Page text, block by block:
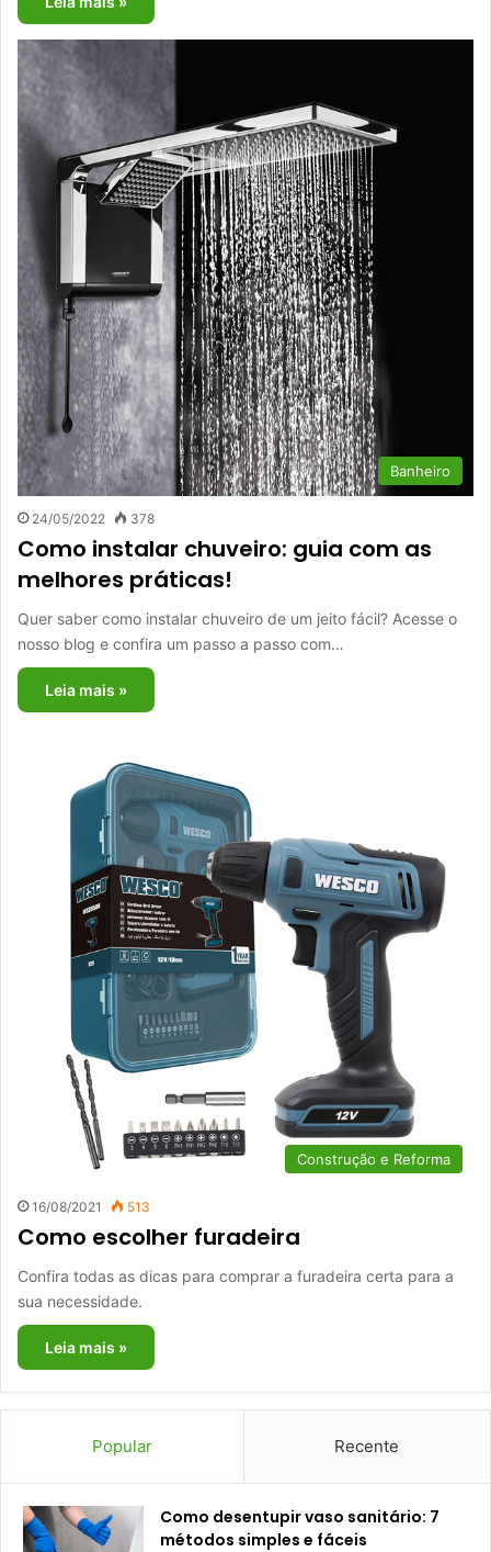
Banheiro
24/05/2022 378
Como instalar chuveiro: guia com as
melhores práticas!
Quer saber como instalar chuveiro de um jeito fácil? Acesse o
nosso blog e confira um passo a passo com…
Leia mais »
Construção e Reforma
16/08/2021 513
Como escolher furadeira
Confira todas as dicas para comprar a furadeira certa para a
sua necessidade.
Leia mais »
Popular Recente
Como desentupir vaso sanitário: 7
métodos simples e fáceis